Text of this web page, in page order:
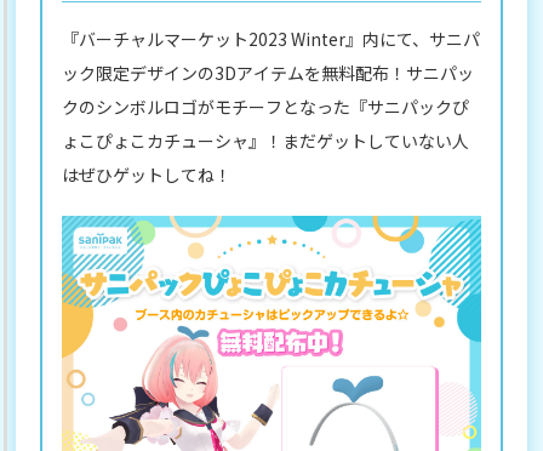
『バーチャルマーケット2023 Winter』内にて、サニパ
ック限定デザインの3Dアイテムを無料配布！サニパッ
クのシンボルロゴがモチーフとなった『サニパックぴ
ょこぴょこカチューシャ』！まだゲットしていない人
はぜひゲットしてね！